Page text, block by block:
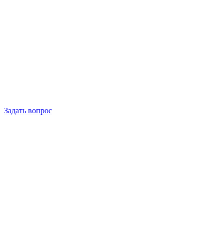
Задать вопрос